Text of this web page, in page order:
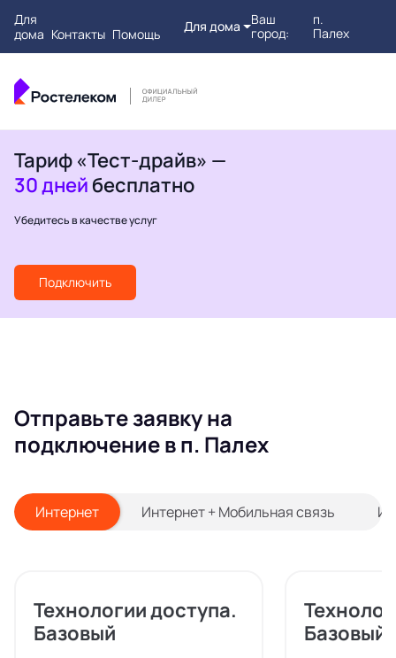
Для
дома Контакты Помощь Для дома
Ваш
город:
п.
Палех
Тариф «Тест-драйв» —
30 дней бесплатно
Убедитесь в качестве услуг
Подключить
Отправьте заявку на
подключение в п. Палех
Интернет Интернет + Мобильная связь
Технологии доступа.
Базовый
Базовый